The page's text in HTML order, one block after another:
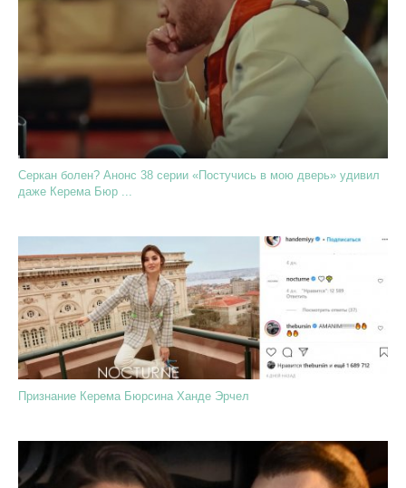
Серкан болен? Анонс 38 серии «Постучись в мою дверь» удивил
даже Керема Бюр ...
Признание Керема Бюрсина Ханде Эрчел